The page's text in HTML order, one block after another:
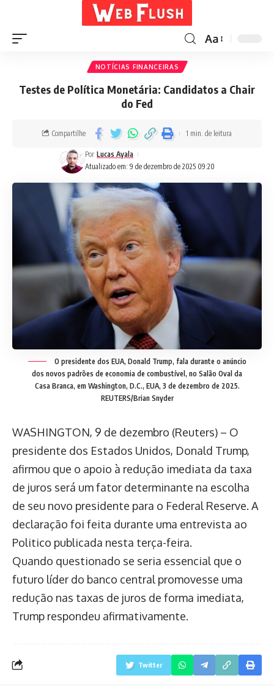
Aa
NOTÍCIAS FINANCEIRAS
Testes de Política Monetária: Candidatos a Chair
do Fed
Atualizado em: 9 de dezembro de 2025 09:20
Por Lucas Ayala
Compartilhe 1 min. de leitura
O presidente dos EUA, Donald Trump, fala durante o anúncio
dos novos padrões de economia de combustível, no Salão Oval da
Casa Branca, em Washington, D.C., EUA, 3 de dezembro de 2025.
REUTERS/Brian Snyder
WASHINGTON, 9 de dezembro (Reuters) – O
presidente dos Estados Unidos, Donald Trump,
afirmou que o apoio à redução imediata da taxa
de juros será um fator determinante na escolha
de seu novo presidente para o Federal Reserve. A
declaração foi feita durante uma entrevista ao
Politico publicada nesta terça-feira.
Quando questionado se seria essencial que o
futuro líder do banco central promovesse uma
redução nas taxas de juros de forma imediata,
Trump respondeu afirmativamente.
Twitter